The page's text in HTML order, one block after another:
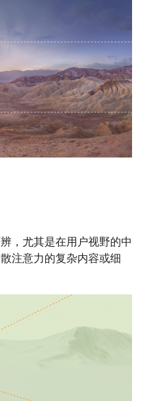
，尤其是在用户视野的中
注意力的复杂内容或细